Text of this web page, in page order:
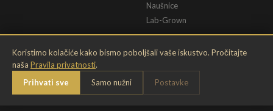
Koristimo kolačiće kako bismo poboljšali vaše iskustvo. Pročitajte
naša Pravila privatnosti.
Prihvati sve
Samo nužni Postavke
Naušnice
Lab-Grown
INFORMACIJE
O nama
Kontakt
PRAVNE ODREDBE
Pravila privatnosti
Opći uvjeti